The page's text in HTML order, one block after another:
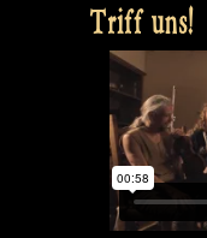
Triff uns!